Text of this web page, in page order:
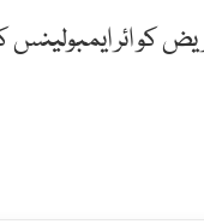
کو ائر